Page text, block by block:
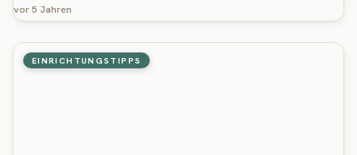
vor 5 Jahren
EINRICHTUNGSTIPPS